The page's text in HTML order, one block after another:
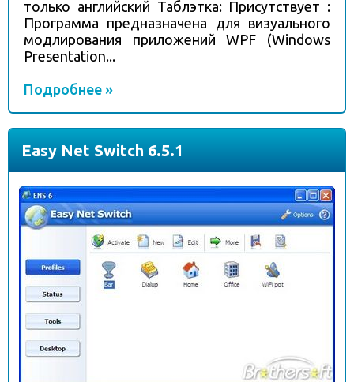
только английский Таблэтка: Присутствует :
Программа предназначена для визуального
модлирования приложений WPF (Windows
Presentation...
Подробнее »
Easy Net Switch 6.5.1